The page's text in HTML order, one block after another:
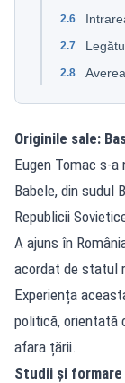
2.6
2.7
2.8
Originile sale:
Eugen Tomac s-
Babele, din sudul
Republicii
A ajuns în
acordat de statul
Experiența
politică, orientată
afara țării.
Studii și